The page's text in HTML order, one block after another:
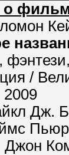
/
2009
Дж.
Джон